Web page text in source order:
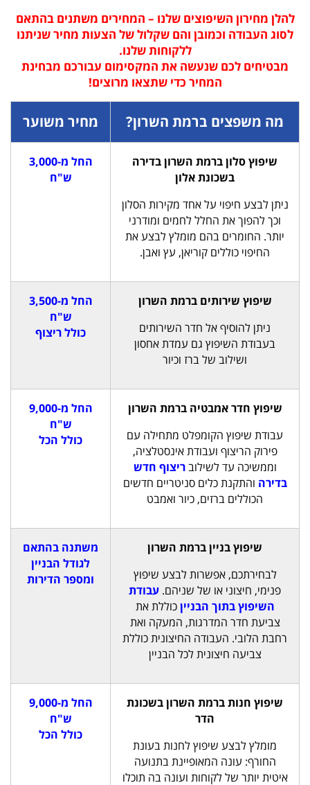
להלן מחירון השיפוצים שלנו – המחירים משתנים בהתאם
לסוג העבודה וכמובן והם שקלול של הצעות מחיר שניתנו
ללקוחות שלנו.
מבטיחים לכם שנעשה את המקסימום עבורכם מבחינת
המחיר כדי שתצאו מרוצים!
מה משפצים ברמת השרון? מחיר משוער
שיפוץ סלון ברמת השרון בדירה
בשכונת אלון
ניתן לבצע חיפוי על אחד מקירות הסלון
וכך להפוך את החלל לחמים ומודרני
יותר. החומרים בהם מומלץ לבצע את
החיפוי כוללים קוריאן, עץ ואבן.
החל מ-3,000
ש"ח
שיפוץ שירותים ברמת השרון
ניתן להוסיף אל חדר השירותים
בעבודת השיפוץ גם עמדת אחסון
ושילוב של ברז וכיור
החל מ-3,500
ש"ח
כולל ריצוף
שיפוץ חדר אמבטיה ברמת השרון
עבודת שיפוץ הקומפלט מתחילה עם
פירוק הריצוף ועבודת אינסטלציה,
וממשיכה עד לשילובריצוף חדש
בדירה והתקנת כלים סניטריים חדשים
הכוללים ברזים, כיור ואמבט
החל מ-9,000
ש"ח
כולל הכל
שיפוץ בניין ברמת השרון
לבחירתכם, אפשרות לבצע שיפוץ
פנימי, חיצוני או של שניהם. עבודת
השיפוץ בתוך הבנייןכוללת את
צביעת חדר המדרגות, המעקה ואת
רחבת הלובי. העבודה החיצונית כוללת
צביעה חיצונית לכל הבניין
משתנה בהתאם
לגודל הבניין
ומספר הדירות
שיפוץ חנות ברמת השרון בשכונת
הדר
מומלץ לבצע שיפוץ לחנות בעונת
החורף: עונה המאופיינת בתנועה
איטית יותר של לקוחות ועונה בה תוכלו
החל מ-9,000
ש"ח
כולל הכל